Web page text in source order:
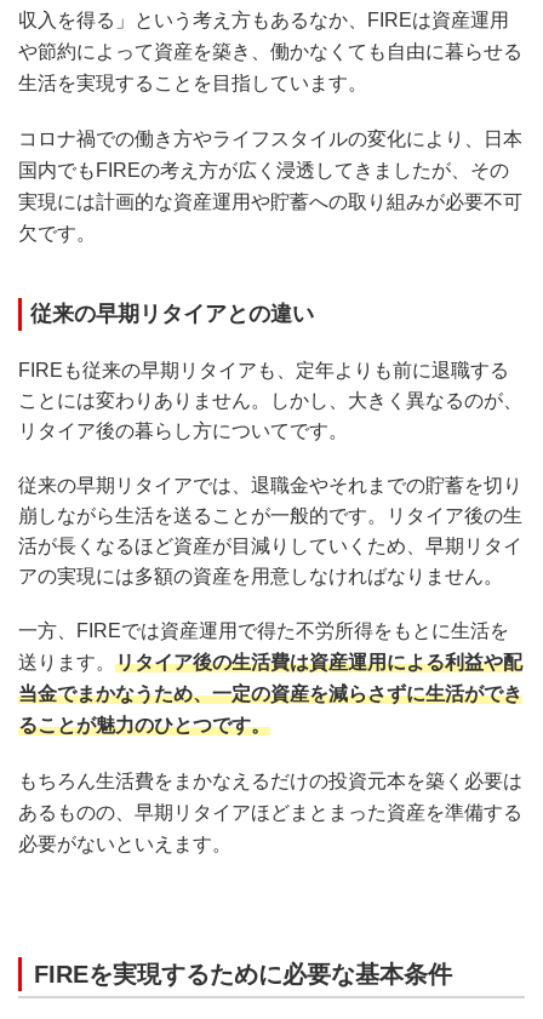
収入を得る」という考え方もあるなか、FIREは資産運用
や節約によって資産を築き、働かなくても自由に暮らせる
生活を実現することを目指しています。
コロナ禍での働き方やライフスタイルの変化により、日本
国内でもFIREの考え方が広く浸透してきましたが、その
実現には計画的な資産運用や貯蓄への取り組みが必要不可
欠です。
従来の早期リタイアとの違い
FIREも従来の早期リタイアも、定年よりも前に退職する
ことには変わりありません。しかし、大きく異なるのが、
リタイア後の暮らし方についてです。
従来の早期リタイアでは、退職金やそれまでの貯蓄を切り
崩しながら生活を送ることが一般的です。リタイア後の生
活が長くなるほど資産が目減りしていくため、早期リタイ
アの実現には多額の資産を用意しなければなりません。
一方、FIREでは資産運用で得た不労所得をもとに生活を
送ります。 リタイア後の生活費は資産運用による利益や配
当金でまかなうため、一定の資産を減らさずに生活ができ
ることが魅力のひとつです。
もちろん生活費をまかなえるだけの投資元本を築く必要は
あるものの、早期リタイアほどまとまった資産を準備する
必要がないといえます。
FIREを実現するために必要な基本条件